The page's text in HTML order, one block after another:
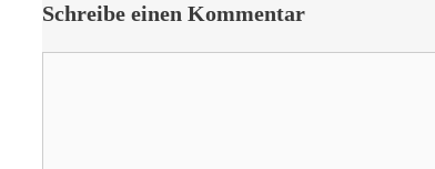
Schreibe einen Kommentar